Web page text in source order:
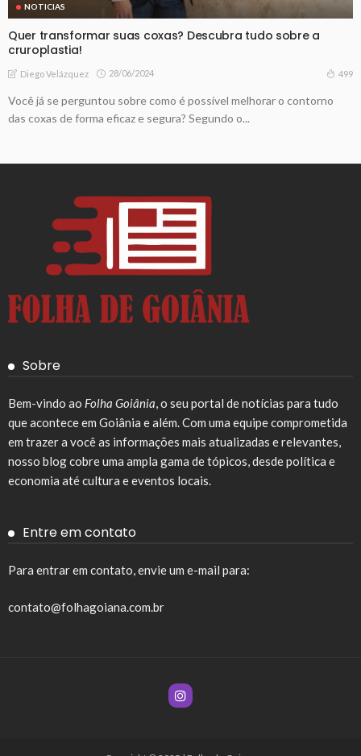
NOTICIAS
Quer transformar suas coxas? Descubra tudo sobre a
cruroplastia!
Diego Velázquez 28/06/2024 499
Você já se perguntou sobre como é possível melhorar o contorno
das coxas de forma eficaz e segura? Segundo o...
Sobre
Bem-vindo ao Folha Goiânia, o seu portal de notícias para tudo
que acontece em Goiânia e além. Com uma equipe comprometida
em trazer a você as informações mais atualizadas e relevantes,
nosso blog cobre uma ampla gama de tópicos, desde política e
economia até cultura e eventos locais.
Entre em contato
Para entrar em contato, envie um e-mail para:
contato@folhagoiana.com.br